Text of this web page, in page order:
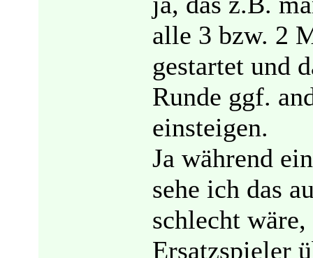
alle 3 bzw. 2
gestartet und
Runde ggf.
einsteigen.
Ja während
sehe ich das
schlecht
Ersatzspieler